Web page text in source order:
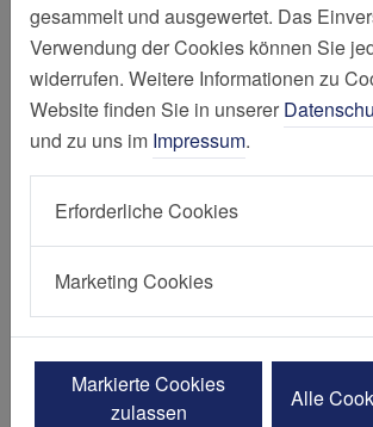
Mein Aufenthalt
Ansprechpartner:innen
Contilia Zentrum für
Infektionsprävention im St.
Krankenhaus Kupferdreh
gesammelt und ausgewertet. Das
Verwendung der Cookies können Sie
widerrufen. Weitere Informationen zu
Website finden Sie in unserer
und zu uns im Impressum.
Erforderliche Cookies
Marketing Cookies
Markierte Cookies
zulassen
Alle